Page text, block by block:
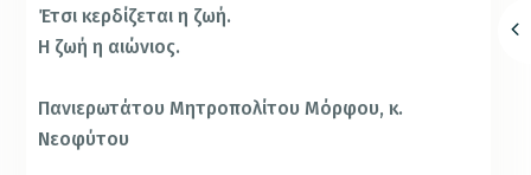
Έτσι κερδίζεται η ζωή.
Η ζωή η αιώνιος.
Πανιερωτάτου Μητροπολίτου Μόρφου, κ.
Νεοφύτου